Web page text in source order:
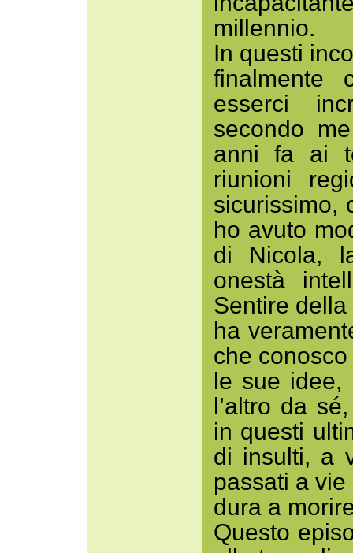
millennio.
In questi
finalmente
esserci
secondo
anni fa ai
riunioni
sicurissimo,
ho avuto
di Nicola,
onestà
Sentire
ha
che
le sue
l’altro da
in questi
di insulti, a
passati a vie
dura a
Questo